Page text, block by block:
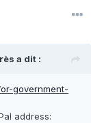
a dit :
government-
address: